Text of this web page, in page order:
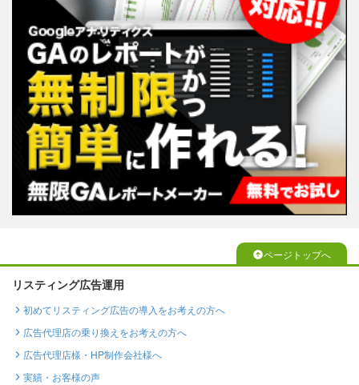
ページトップへ
リスティング広告運用
初めてリスティング広告の導入をお考えの方へ
広告代理店の乗り換えをお考えの方へ
広告代理店様・HP制作会社様へ
実績・お客様の声